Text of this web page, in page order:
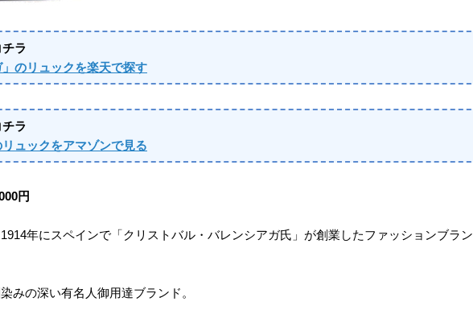
ラ
」のリュックを楽天で探す
ラ
リュックをアマゾンで見る
円
年にスペインで「クリストバル・バレンシアガ氏」が創業したファッションブラン
みの深い有名人御用達ブランド。